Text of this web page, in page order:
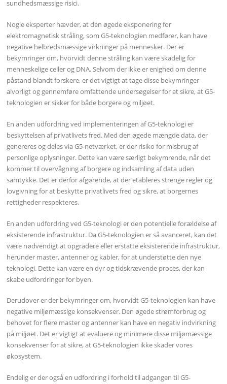
sundhedsmæssige risici.
Nogle eksperter hævder, at den øgede eksponering for
elektromagnetisk stråling, som G5-teknologien medfører, kan have
negative helbredsmæssige virkninger på mennesker. Der er
bekymringer om, hvorvidt denne stråling kan være skadelig for
menneskelige celler og DNA. Selvom der ikke er enighed om denne
påstand blandt forskere, er det vigtigt at tage disse bekymringer
alvorligt og gennemføre omfattende undersøgelser for at sikre, at G5-
teknologien er sikker for både borgere og miljøet.
En anden udfordring ved implementeringen af G5-teknologi er
beskyttelsen af privatlivets fred. Med den øgede mængde data, der
genereres og deles via G5-netværket, er der risiko for misbrug af
personlige oplysninger. Dette kan være særligt bekymrende, når det
kommer til overvågning af borgere og indsamling af data uden
samtykke. Det er derfor afgørende, at der etableres strenge regler og
lovgivning for at beskytte privatlivets fred og sikre, at borgernes
rettigheder respekteres.
En anden udfordring ved G5-teknologi er den potentielle forældelse af
eksisterende infrastruktur. Da G5-teknologien er så avanceret, kan det
være nødvendigt at opgradere eller erstatte eksisterende infrastruktur,
herunder master, antenner og kabler, for at understøtte den nye
teknologi. Dette kan være en dyr og tidskrævende proces, der kan
skabe udfordringer for byen.
Derudover er der bekymringer om, hvorvidt G5-teknologien kan have
negative miljømæssige konsekvenser. Den øgede strømforbrug og
behovet for flere master og antenner kan have en negativ indvirkning
på miljøet. Det er vigtigt at evaluere og minimere disse miljømæssige
konsekvenser for at sikre, at G5-teknologien ikke skader vores
økosystem.
Endelig er der også en udfordring i forhold til adgangen til G5-